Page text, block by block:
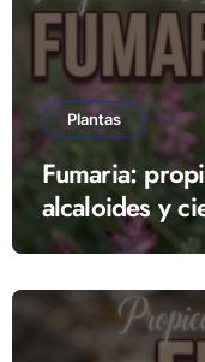
Plantas
Fumaria:
alcaloides y